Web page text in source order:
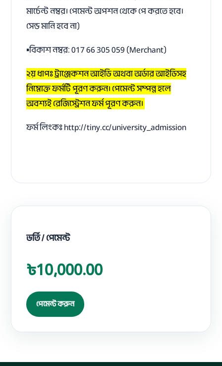
মার্চেন্ট নম্বর। পেমেন্ট অপশন থেকে পে করতে হবে।
সেন্ড মানি হবে না)
▪️বিকাশ নম্বর: 017 66 305 059 (Merchant)
২য় ধাপঃ ট্রাঞ্জেকশন আইডি অথবা অর্ডার আইডিসহ
নিম্নোক্ত ফর্মটি পূরণ করুন। পেমেন্ট সম্পন্ন হলে
অবশ্যই রেজিস্ট্রেশন ফর্ম পূরণ করুন।
ফর্ম লিংকঃhttp://tiny.cc/university_admission
ভর্তি / পেমেন্ট
৳10,000.00
পেমেন্ট করুন